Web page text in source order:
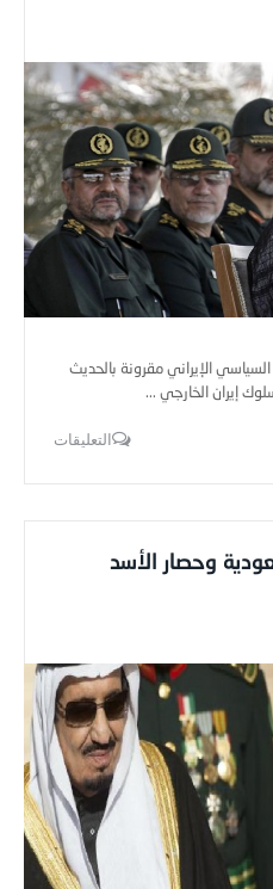
الإيراني مقرونة بالحديث
إيران الخارجي ...
التعليقات
وحصار الأسد